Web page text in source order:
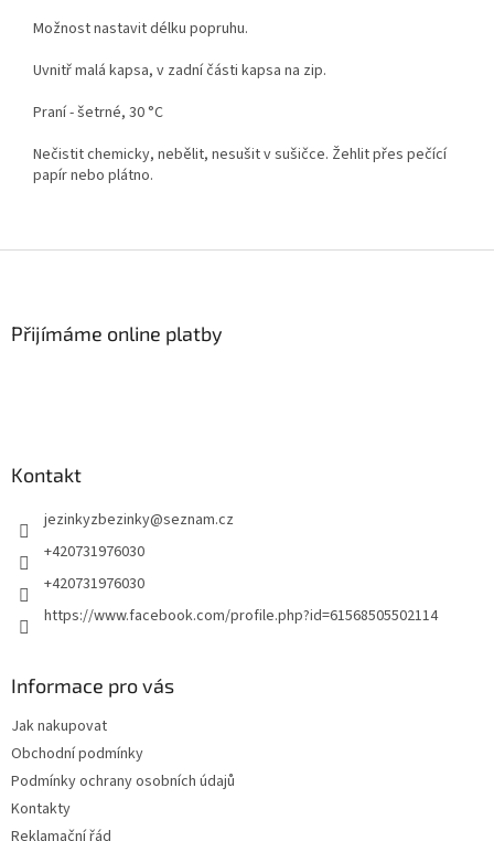
Možnost nastavit délku popruhu.
Uvnitř malá kapsa, v zadní části kapsa na zip.
Praní - šetrné, 30 °C
Nečistit chemicky, nebělit, nesušit v sušičce. Žehlit přes pečící
papír nebo plátno.
Přijímáme online platby
Kontakt
jezinkyzbezinky@seznam.cz
+420731976030
+420731976030
https://www.facebook.com/profile.php?id=61568505502114
Informace pro vás
Jak nakupovat
Obchodní podmínky
Podmínky ochrany osobních údajů
Kontakty
Reklamační řád